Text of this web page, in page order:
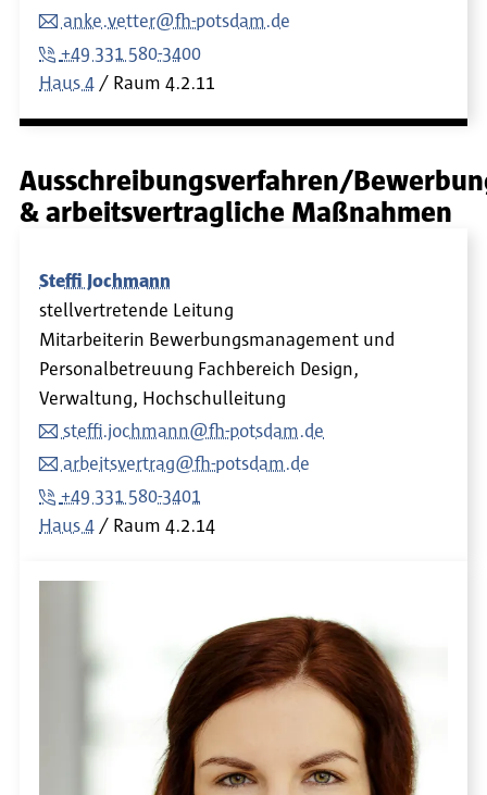
anke.vetter@fh-potsdam.de
+49 331 580-3400
Haus 4
Raum 4.2.11
Ausschreibungsverfahren/
& arbeitsvertragliche Maßnahmen
Steffi Jochmann
stellvertretende Leitung
Mitarbeiterin Bewerbungsmanagement und
Personalbetreuung Fachbereich Design,
Verwaltung, Hochschulleitung
steffi.jochmann@fh-potsdam.de
arbeitsvertrag@fh-potsdam.de
+49 331 580-3401
Haus 4
Raum 4.2.14